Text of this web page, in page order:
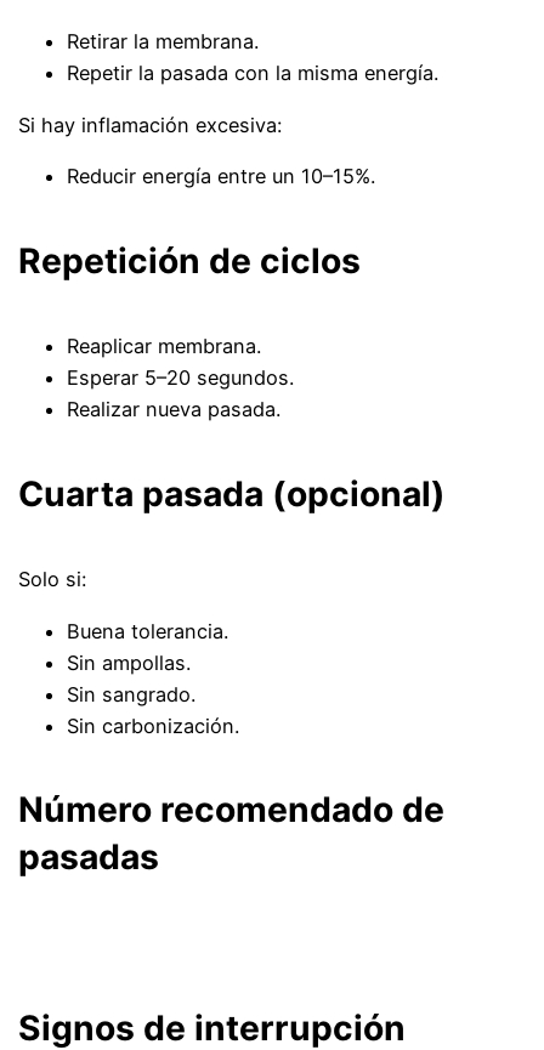
Retirar la membrana.
Repetir la pasada con la misma energía.
Si hay inflamación excesiva:
Reducir energía entre un 10–15%.
Repetición de ciclos
Reaplicar membrana.
Esperar 5–20 segundos.
Realizar nueva pasada.
Cuarta pasada (opcional)
Solo si:
Buena tolerancia.
Sin ampollas.
Sin sangrado.
Sin carbonización.
Número recomendado de
pasadas
Signos de interrupción